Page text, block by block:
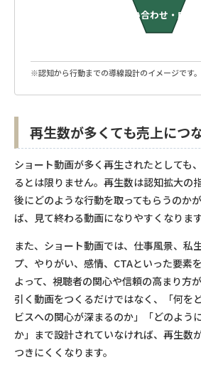
問い合わせ・成約
※認知から行動までの導線設計のイメージです。
再生数が多くても売上につ
ショート動画が多く再生されたとしても
るとは限りません。再生数は認知拡大の
後にどのような行動を取ってもらうのか
ば、見て終わる動画になりやすくなります
また、ショート動画では、仕事風景、私
プ、やりがい、感情、CTAといった要素
よって、視聴者の関心や信頼の高まり方
引く動画をつくるだけではなく、「何を
ビスへの関心が深まるのか」「どのよう
か」まで設計されていなければ、再生数
つきにくくなります。